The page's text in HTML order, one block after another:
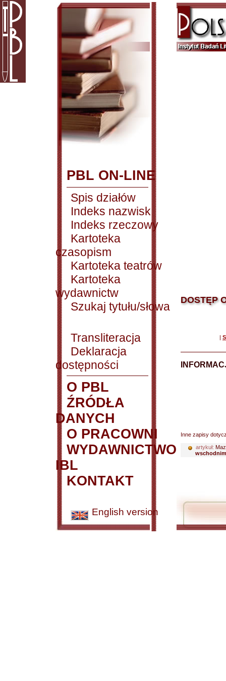
PBL ON-LINE
Spis działów
Indeks nazwisk
Indeks rzeczowy
Kartoteka
czasopism
Kartoteka teatrów
Kartoteka
wydawnictw
Szukaj tytułu/słowa
Transliteracja
Deklaracja
dostępności
O PBL
ŹRÓDŁA
DANYCH
O PRACOWNI
WYDAWNICTWO
IBL
KONTAKT
English version
DOSTĘP
|
Inne zapisy
artykuł: